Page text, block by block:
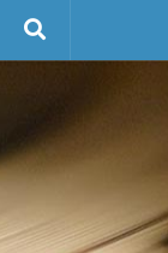
Skip to content